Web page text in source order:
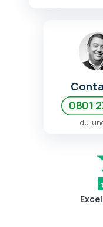
0801
du